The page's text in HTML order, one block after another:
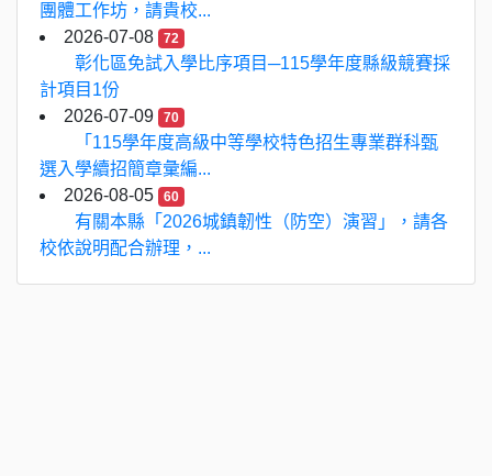
團體工作坊，請貴校...
2026-07-08
72
彰化區免試入學比序項目─115學年度縣級競賽採
計項目1份
2026-07-09
70
「115學年度高級中等學校特色招生專業群科甄
選入學續招簡章彙編...
2026-08-05
60
有關本縣「2026城鎮韌性（防空）演習」，請各
校依說明配合辦理，...